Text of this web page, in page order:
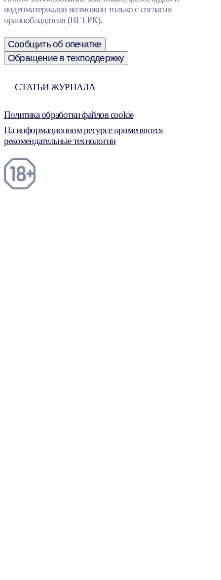
видеоматериалов возможно только с согласия
правообладателя (ВГТРК).
Сообщить об опечатке
Обращение в техподдержку
СТАТЬИ ЖУРНАЛА
Политика обработки файлов cookie
На информационном ресурсе применяются
рекомендательные технологии